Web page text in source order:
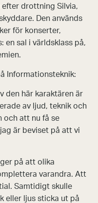
efter drott­ning Sil­via,
Den används
för konserter,
en sal i världsklass på,
Informationsteknik:
den här karaktären är
av ljud, teknik och
och att nu få se
är beviset på att vi
på att olika
varandra. Att
Samtidigt skulle
eller ljus sticka ut på